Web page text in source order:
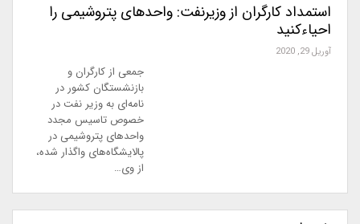
استمداد کارگران از وزیرنفت: واحدهای پتروشیمی را
احیاء‌کنید
آوریل 29, 2020
جمعی از کارگران و
بازنشستگان کشور در
نامه‌ای به وزیر نفت در
خصوص تاسیس مجدد
واحدهای پتروشیمی در
پالایشگاه‌های واگذار شده،
از وی…